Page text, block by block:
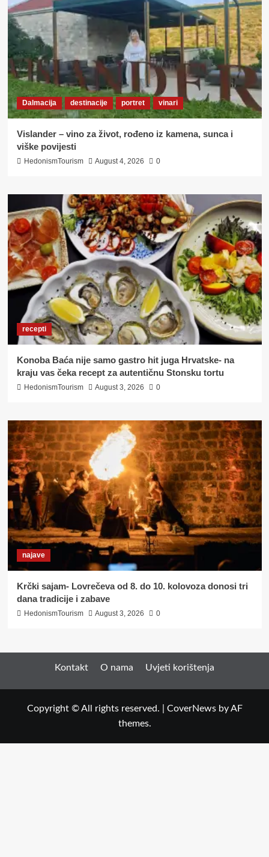
Dalmacija destinacije portret vinari
Vislander – vino za život, rođeno iz kamena, sunca i
viške povijesti
HedonismTourism August 4, 2026 0
recepti
Konoba Baća nije samo gastro hit juga Hrvatske- na
kraju vas čeka recept za autentičnu Stonsku tortu
HedonismTourism August 3, 2026 0
najave
Krčki sajam- Lovrečeva od 8. do 10. kolovoza donosi tri
dana tradicije i zabave
HedonismTourism August 3, 2026 0
Kontakt O nama Uvjeti korištenja
Copyright © All rights reserved. CoverNewsby AF
themes.